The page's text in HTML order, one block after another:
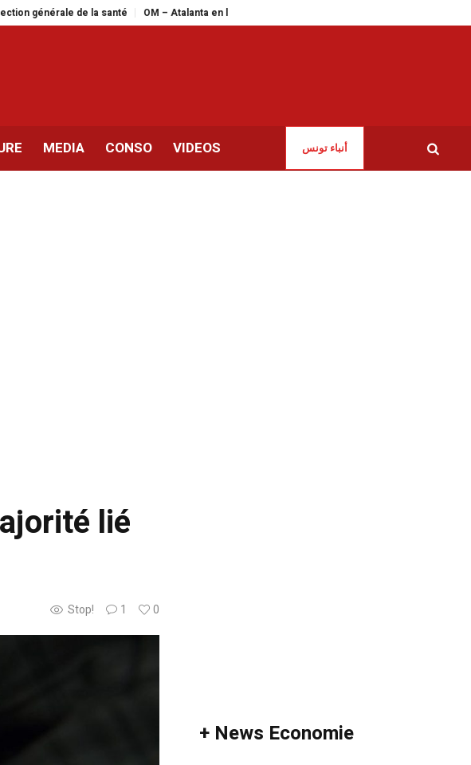
de la santé OM – Atalanta en live streaming : le match de la dernière chance pour les Marseillais
MEDIA CONSO VIDEOS أنباء تونس
lié
Stop! 1 0
+ News Economie